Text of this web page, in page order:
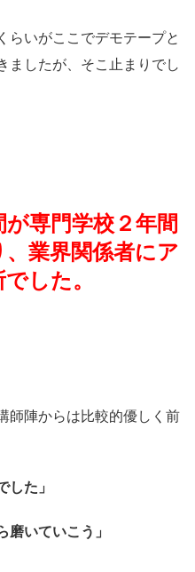
らいがここでデモテープと
ましたが、そこ止まりでし
専門学校２年間
業界関係者にア
した。
師陣からは比較的優しく前
した」
磨いていこう」